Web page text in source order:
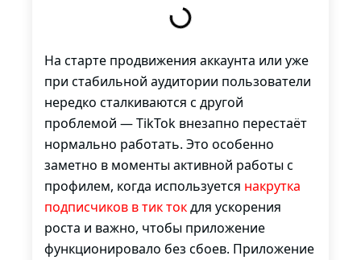
На старте продвижения аккаунта или уже
при стабильной аудитории пользователи
нередко сталкиваются с другой
проблемой — TikTok внезапно перестаёт
нормально работать. Это особенно
заметно в моменты активной работы с
профилем, когда используется накрутка
подписчиков в тик токдля ускорения
роста и важно, чтобы приложение
функционировало без сбоев. Приложение